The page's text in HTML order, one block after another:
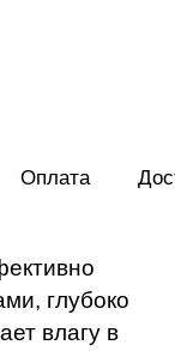
Оплата
глубоко
влагу в